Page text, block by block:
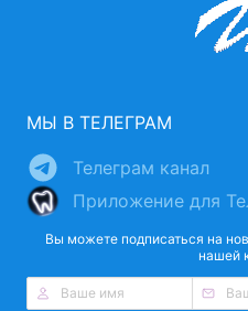
МЫ В ТЕЛЕГРАМ
Телеграм канал
Приложение для
Вы можете подписаться на
нашей